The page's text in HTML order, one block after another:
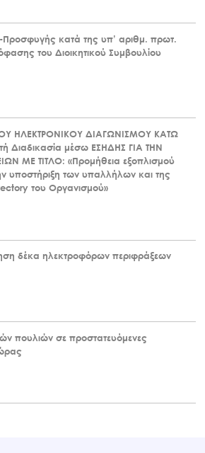
κατά της υπ’ αριθμ. πρωτ.
του Διοικητικού Συμβουλίου
ΗΛΕΚΤΡΟΝΙΚΟΥ ΔΙΑΓΩΝΙΣΜΟΥ ΚΑΤΩ
Διαδικασία μέσω ΕΣΗΔΗΣ ΓΙΑ ΤΗΝ
ΜΕ ΤΙΤΛΟ: «Προμήθεια εξοπλισμού
υποστήριξη των υπαλλήλων και της
του Οργανισμού»
δέκα ηλεκτροφόρων περιφράξεων
πουλιών σε προστατευόμενες